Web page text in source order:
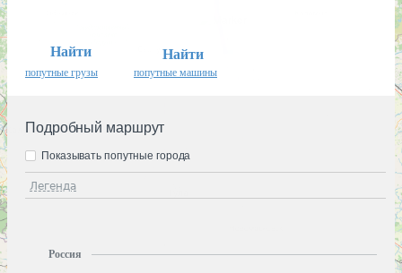
Найти
попутные грузы
Найти
попутные машины
Подробный маршрут
Легенда
Показывать попутные города
Россия